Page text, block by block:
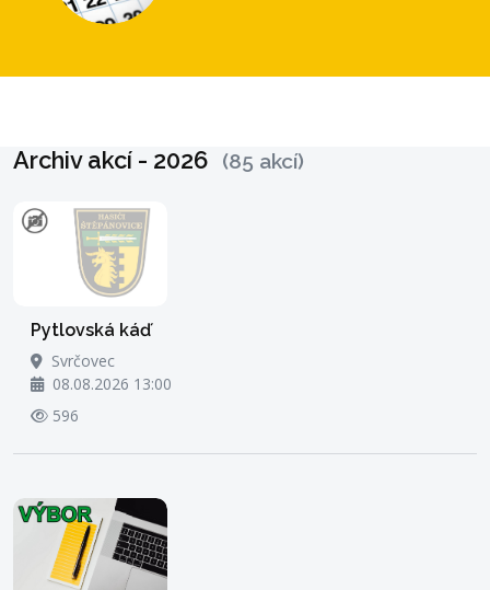
Archiv akcí - 2026 (85 akcí)
Pytlovská káď
Svrčovec
08.08.2026 13:00
596